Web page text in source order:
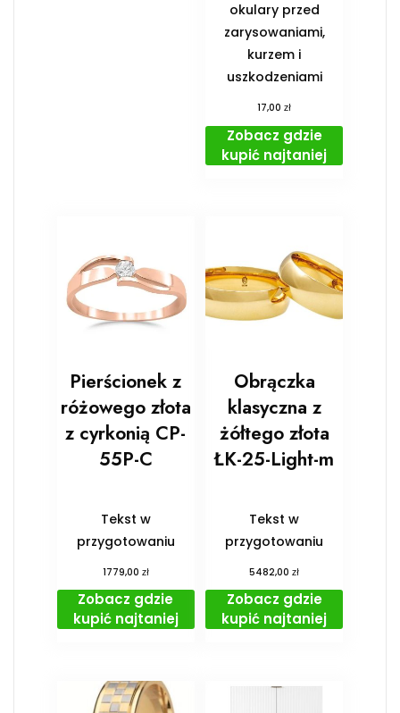
okulary przed
zarysowaniami,
kurzem i
uszkodzeniami
17,00zł
Zobacz gdzie
kupić najtaniej
Pierścionek z
różowego złota
z cyrkonią CP-
55P-C
Tekst w
przygotowaniu
1779,00 zł
Zobacz gdzie
kupić najtaniej
Obrączka
klasyczna z
żółtego złota
ŁK-25-Light-m
Tekst w
przygotowaniu
5482,00zł
Zobacz gdzie
kupić najtaniej